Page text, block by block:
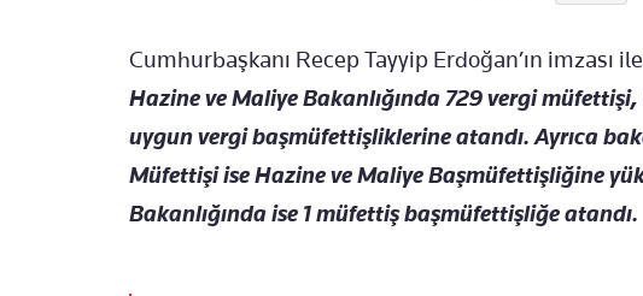
Cumhurbaşkanı Recep Tayyip Erdoğan’ın imzası
Hazine ve Maliye Bakanlığında 729 vergi müfettişi,
uygun vergi başmüfettişliklerine atandı. Ayrıca
Müfettişi ise Hazine ve Maliye Başmüfettişliğine
Bakanlığında ise 1 müfettiş başmüfettişliğe atandı.